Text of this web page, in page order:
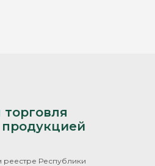
продукцией
Республики